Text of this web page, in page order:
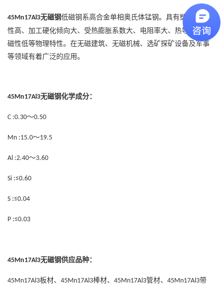
45Mn17Al3无磁钢低磁钢系高合金单相奥氏体锰钢。具有塑性好、韧
性高、加工硬化倾向大、受热膨胀系数大、电阻率大、热导率低和
磁性低等物理特性。在无磁建筑、无磁机械、选矿探矿设备及军事
等领域有着广泛的应用。
45Mn17Al3无磁钢化学成分：
C :0.30～0.50
Mn :15.0～19.5
Al :2.40～3.60
Si :≤0.60
S :≤0.04
P :≤0.03
45Mn17Al3无磁钢供应品种：
45Mn17Al3板材、 45Mn17Al3棒材、 45Mn17Al3管材、 45Mn17Al3带